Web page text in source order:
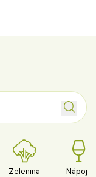
Zelenina Nápoje